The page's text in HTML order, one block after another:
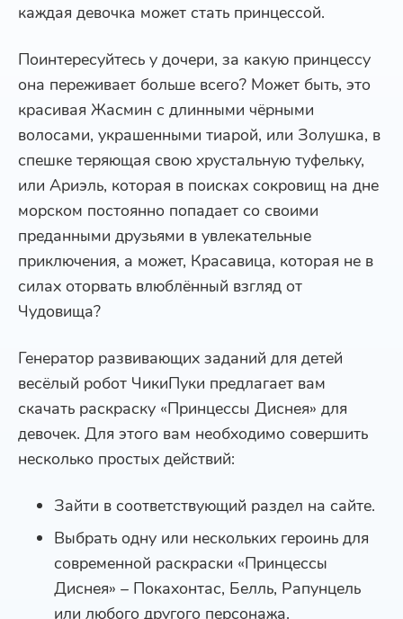
каждая девочка может стать принцессой.
Поинтересуйтесь у дочери, за какую принцессу
она переживает больше всего? Может быть, это
красивая Жасмин с длинными чёрными
волосами, украшенными тиарой, или Золушка, в
спешке теряющая свою хрустальную туфельку,
или Ариэль, которая в поисках сокровищ на дне
морском постоянно попадает со своими
преданными друзьями в увлекательные
приключения, а может, Красавица, которая не в
силах оторвать влюблённый взгляд от
Чудовища?
Генератор развивающих заданий для детей
весёлый робот ЧикиПуки предлагает вам
скачать раскраску «Принцессы Диснея» для
девочек. Для этого вам необходимо совершить
несколько простых действий:
Зайти в соответствующий раздел на сайте.
Выбрать одну или нескольких героинь для
современной раскраски «Принцессы
Диснея» – Покахонтас, Белль, Рапунцель
или любого другого персонажа.